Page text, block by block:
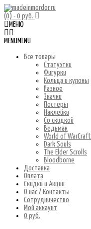
(0) - 0 руб.
МЕНЮ
MENU MENU
Все товары
Статуэтки
Фигурки
Кольца и кулоны
Разное
Значки
Постеры
Наклейки
Со скидкой
Ведьмак
World of WarCraft
Dark Souls
The Elder Scrolls
Bloodborne
Доставка
Оплата
Скидки и Акции
О нас / Контакты
Сотрудничество
Мой аккаунт
0 руб.